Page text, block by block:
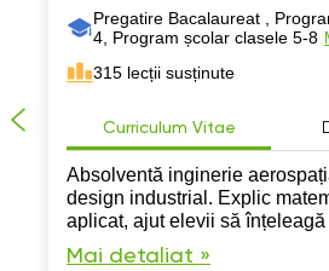
Pregatire Bacalaureat ,
4, Program școlar clasele 5-8
315 lecții susținute
Curriculum Vitae
Absolventă inginerie
design industrial. Explic
aplicat, ajut elevii să înțeleagă
rapid.
Mai detaliat »